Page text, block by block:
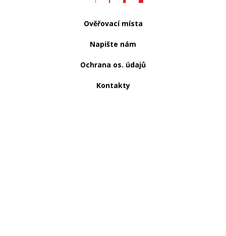
Ověřovací místa
Napište nám
Ochrana os. údajů
Kontakty